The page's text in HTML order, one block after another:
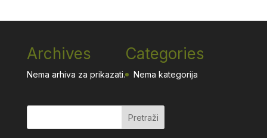
Archives
Nema arhiva za prikazati.
Categories
Nema kategorija